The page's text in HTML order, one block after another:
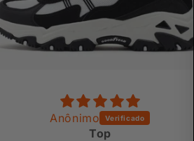
Anônimo
Top